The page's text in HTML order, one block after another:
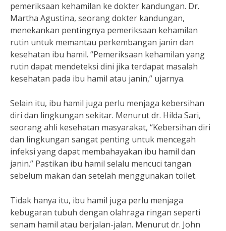
pemeriksaan kehamilan ke dokter kandungan. Dr.
Martha Agustina, seorang dokter kandungan,
menekankan pentingnya pemeriksaan kehamilan
rutin untuk memantau perkembangan janin dan
kesehatan ibu hamil. “Pemeriksaan kehamilan yang
rutin dapat mendeteksi dini jika terdapat masalah
kesehatan pada ibu hamil atau janin,” ujarnya.
Selain itu, ibu hamil juga perlu menjaga kebersihan
diri dan lingkungan sekitar. Menurut dr. Hilda Sari,
seorang ahli kesehatan masyarakat, “Kebersihan diri
dan lingkungan sangat penting untuk mencegah
infeksi yang dapat membahayakan ibu hamil dan
janin.” Pastikan ibu hamil selalu mencuci tangan
sebelum makan dan setelah menggunakan toilet.
Tidak hanya itu, ibu hamil juga perlu menjaga
kebugaran tubuh dengan olahraga ringan seperti
senam hamil atau berjalan-jalan. Menurut dr. John